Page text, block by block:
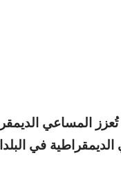
المساعي
في